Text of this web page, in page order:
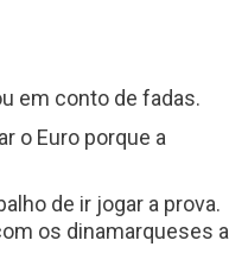
em conto de fadas.
o Euro porque a
de ir jogar a prova.
os dinamarqueses a